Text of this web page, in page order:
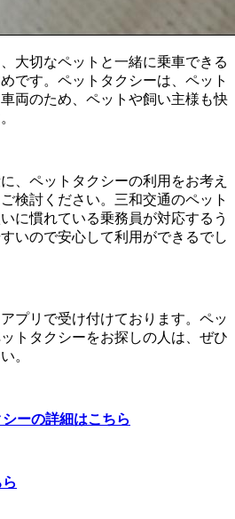
大切なペットと一緒に乗車できる
です。ペットタクシーは、ペット
両のため、ペットや飼い主様も快
、ペットタクシーの利用をお考え
検討ください。三和交通のペット
に慣れている乗務員が対応するう
いので安心して利用ができるでし
プリで受け付けております。ペッ
トタクシーをお探しの人は、ぜひ
。
ーの詳細はこちら